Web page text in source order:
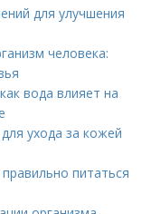
для улучшения
человека:
вода влияет на
ухода за кожей
питаться